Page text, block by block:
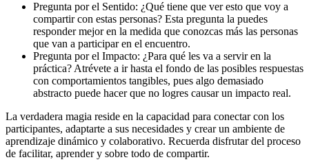
Pregunta por el Sentido: ¿Qué tiene que ver esto que voy a
compartir con estas personas? Esta pregunta la puedes
responder mejor en la medida que conozcas más las personas
que van a participar en el encuentro.
Pregunta por el Impacto: ¿Para qué les va a servir en la
práctica? Atrévete a ir hasta el fondo de las posibles respuestas
con comportamientos tangibles, pues algo demasiado
abstracto puede hacer que no logres causar un impacto real.
La verdadera magia reside en la capacidad para conectar con los
participantes, adaptarte a sus necesidades y crear un ambiente de
aprendizaje dinámico y colaborativo. Recuerda disfrutar del proceso
de facilitar, aprender y sobre todo de compartir.